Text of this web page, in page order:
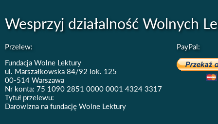
Wesprzyj działalność Wolnych
Przelew:
Fundacja Wolne Lektury
ul. Marszałkowska 84/92 lok. 125
00-514 Warszawa
Nr konta: 75 1090 2851 0000 0001 4324 3317
Tytuł przelewu:
Darowizna na fundację Wolne Lektury
PayPal: